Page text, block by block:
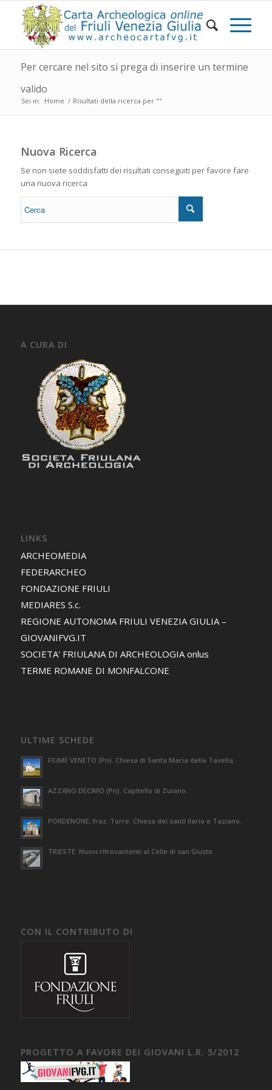
Per cercare nel sito si prega di inserire un termine
valido
Sei in: Home / Risultati della ricerca per ""
Nuova Ricerca
Se non siete soddisfatti dei risultati conseguiti per favore fare
una nuova ricerca
A CURA DI
LINKS
ARCHEOMEDIA
FEDERARCHEO
FONDAZIONE FRIULI
MEDIARES S.c.
REGIONE AUTONOMA FRIULI VENEZIA GIULIA –
GIOVANIFVG.IT
SOCIETA' FRIULANA DI ARCHEOLOGIA onlus
TERME ROMANE DI MONFALCONE
ULTIME SCHEDE
FIUME VENETO (Pn). Chiesa di Santa Maria della Tavella.
AZZANO DECIMO (Pn). Capitello di Zuiano.
PORDENONE, fraz. Torre. Chiesa dei santi Ilario e Taziano.
TRIESTE. Nuovi ritrovamenti al Colle di san Giusto.
CON IL CONTRIBUTO DI
PROGETTO A FAVORE DEI GIOVANI L.R. 5/2012